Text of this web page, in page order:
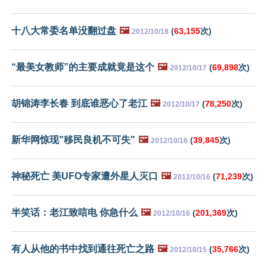
十八大常委名单没翻过盘 🖼️ 2012/10/18 (63,155次)
“最美女教师”的主要成就竟是这个 🖼️ 2012/10/17 (69,898次)
胡锦涛李长春 到底谁恶心了老江 🖼️ 2012/10/17 (78,250次)
新华网惊现"移民良机不可失" 🖼️ 2012/10/16 (39,845次)
神秘死亡 美UFO专家遭外星人灭口 🖼️ 2012/10/16 (71,239次)
半笑话：老江致唁电 你急什么 🖼️ 2012/10/16 (201,369次)
有人从他的书中找到通往死亡之路 🖼️ 2012/10/15 (35,766次)